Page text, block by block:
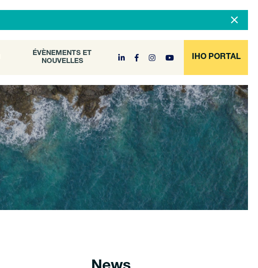
ÉVÈNEMENTS ET
NOUVELLES
IHO PORTAL
DOCUMENT
ARCHIVE